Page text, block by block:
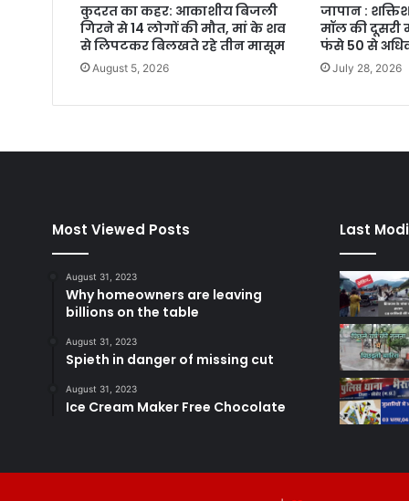
कुदरत का कहर: आकाशीय बिजली
गिरने से 14 लोगों की मौत, मां के शव
से लिपटकर बिलखते रहे तीन मासूम
August 5, 2026
जापान :
मॉल की
फंसे 50 से
July 28, 2026
Most Viewed Posts
August 31, 2023
Why homeowners are leaving
billions on the table
August 31, 2023
Spieth in danger of missing cut
August 31, 2023
Ice Cream Maker Free Chocolate
Last